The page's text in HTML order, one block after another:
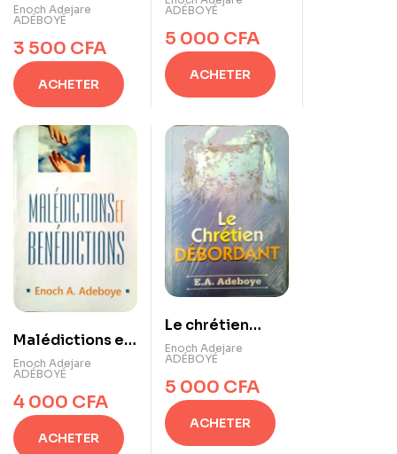
êtes-vous prêt
Enoch Adejare
ADÉBOYÉ
3 500 CFA
ACHETER
ADÉBOYÉ
5 000 CFA
ACHETER
Malédictions et
Bénédictions
Enoch Adejare
ADÉBOYÉ
4 000 CFA
ACHETER
Le chrétien
débordant
Enoch Adejare
ADÉBOYÉ
5 000 CFA
ACHETER